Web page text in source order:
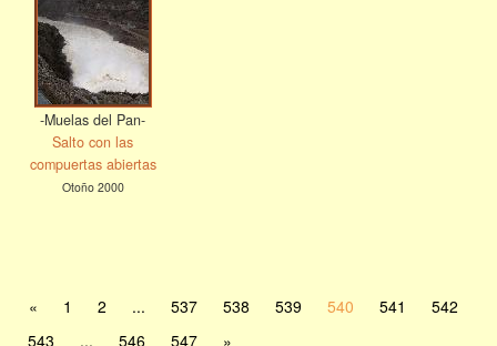
-Muelas del Pan-
Salto con las
compuertas abiertas
Otoño 2000
« 1 2 ... 537 538 539 540 541
542
543
... 546 547 »